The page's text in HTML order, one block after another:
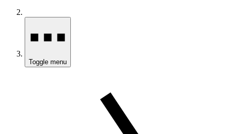
Toggle menu